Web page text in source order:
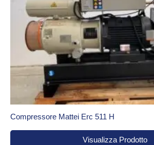
Compressore Mattei Erc 511 H
Visualizza Prodotto